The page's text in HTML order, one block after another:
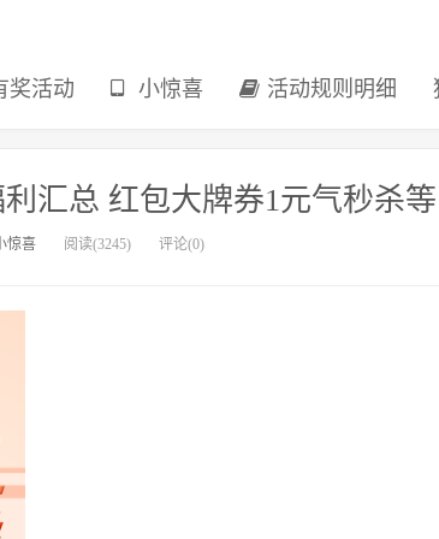
奖活动 小惊喜 活动规则明细
汇总 红包大牌券1元气秒杀等
惊喜 阅读(3245) 评论(0)